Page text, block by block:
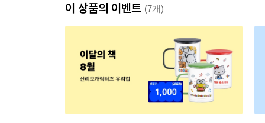
이 상품의 이벤트 (7개)